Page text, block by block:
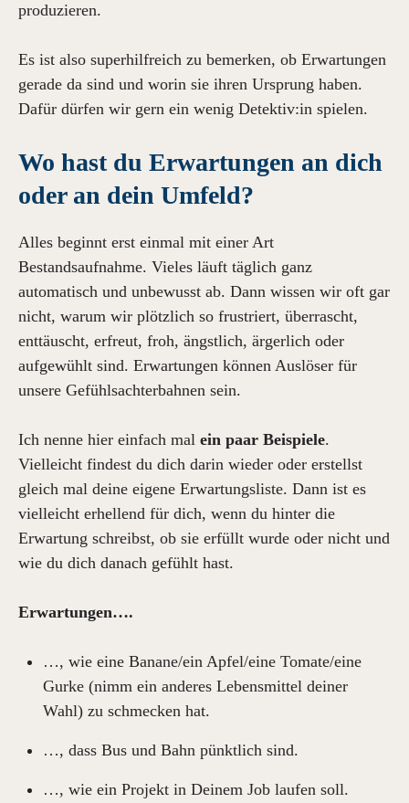
produzieren.
Es ist also superhilfreich zu bemerken, ob Erwartungen
gerade da sind und worin sie ihren Ursprung haben.
Dafür dürfen wir gern ein wenig Detektiv:in spielen.
Wo hast du Erwartungen an dich
oder an dein Umfeld?
Alles beginnt erst einmal mit einer Art
Bestandsaufnahme. Vieles läuft täglich ganz
automatisch und unbewusst ab. Dann wissen wir oft gar
nicht, warum wir plötzlich so frustriert, überrascht,
enttäuscht, erfreut, froh, ängstlich, ärgerlich oder
aufgewühlt sind. Erwartungen können Auslöser für
unsere Gefühlsachterbahnen sein.
Ich nenne hier einfach mal ein paar Beispiele.
Vielleicht findest du dich darin wieder oder erstellst
gleich mal deine eigene Erwartungsliste. Dann ist es
vielleicht erhellend für dich, wenn du hinter die
Erwartung schreibst, ob sie erfüllt wurde oder nicht und
wie du dich danach gefühlt hast.
Erwartungen….
…, wie eine Banane/ein Apfel/eine Tomate/eine
Gurke (nimm ein anderes Lebensmittel deiner
Wahl) zu schmecken hat.
…, dass Bus und Bahn pünktlich sind.
…, wie ein Projekt in Deinem Job laufen soll.